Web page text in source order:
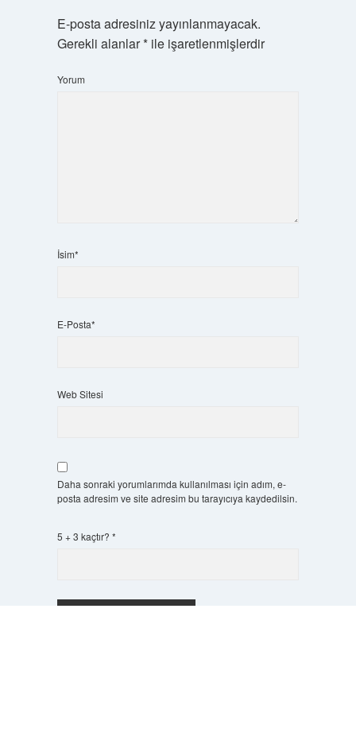
E-posta adresiniz yayınlanmayacak.
Gerekli alanlar*ile işaretlenmişlerdir
Yorum
İsim*
E-Posta*
Web Sitesi
Daha sonraki yorumlarımda kullanılması için adım, e-
posta adresim ve site adresim bu tarayıcıya kaydedilsin.
5 + 3 kaçtır? *